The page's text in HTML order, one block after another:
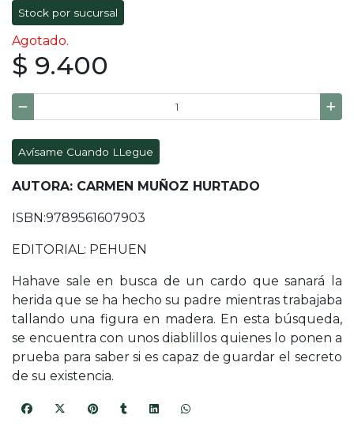
Stock por sucursal
Agotado.
$ 9.400
Avísame Cuando LLegue
AUTORA: CARMEN MUÑOZ HURTADO
ISBN:9789561607903
EDITORIAL: PEHUEN
Hahave sale en busca de un cardo que sanará la
herida que se ha hecho su padre mientras trabajaba
tallando una figura en madera. En esta búsqueda,
se encuentra con unos diablillos quienes lo ponen a
prueba para saber si es capaz de guardar el secreto
de su existencia.